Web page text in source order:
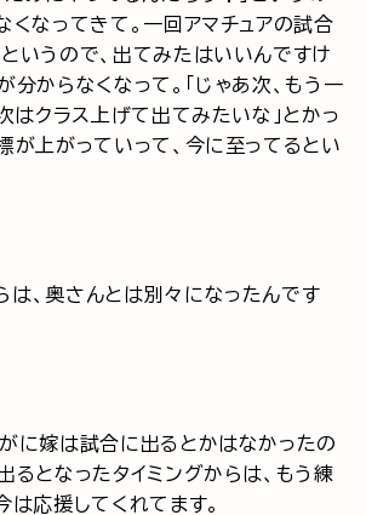
くなってきて。一回アマチュアの試合
いうので、出てみたはいいんですけ
分からなくなって。「じゃあ次、もう一
次はクラス上げて出てみたいな」とかっ
が上がっていって、今に至ってるとい
、奥さんとは別々になったんです
に嫁は試合に出るとかはなかったの
るとなったタイミングからは、もう練
は応援してくれてます。